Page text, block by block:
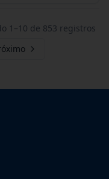
1 –10 de 853 registros